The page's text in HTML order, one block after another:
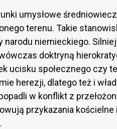
umysłowe
terenu. Takie
niemieckiego.
doktryną
ucisku społecznego czy
herezji, dlatego też i
w konflikt z
przykazania kościelne